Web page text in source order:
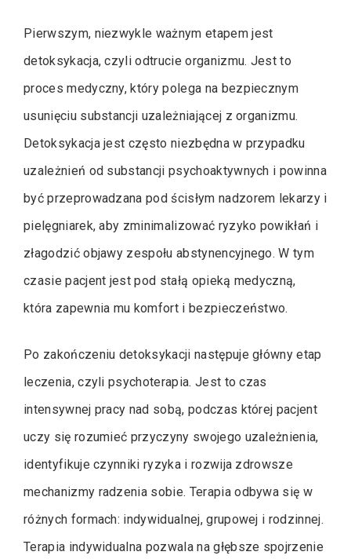
Pierwszym, niezwykle ważnym etapem jest
detoksykacja, czyli odtrucie organizmu. Jest to
proces medyczny, który polega na bezpiecznym
usunięciu substancji uzależniającej z organizmu.
Detoksykacja jest często niezbędna w przypadku
uzależnień od substancji psychoaktywnych i powinna
być przeprowadzana pod ścisłym nadzorem lekarzy i
pielęgniarek, aby zminimalizować ryzyko powikłań i
złagodzić objawy zespołu abstynencyjnego. W tym
czasie pacjent jest pod stałą opieką medyczną,
która zapewnia mu komfort i bezpieczeństwo.
Po zakończeniu detoksykacji następuje główny etap
leczenia, czyli psychoterapia. Jest to czas
intensywnej pracy nad sobą, podczas której pacjent
uczy się rozumieć przyczyny swojego uzależnienia,
identyfikuje czynniki ryzyka i rozwija zdrowsze
mechanizmy radzenia sobie. Terapia odbywa się w
różnych formach: indywidualnej, grupowej i rodzinnej.
Terapia indywidualna pozwala na głębsze spojrzenie